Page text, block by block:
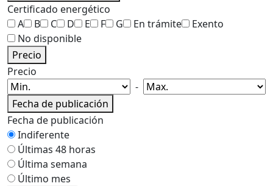
Certificado energético
A
B C D E F G En trámite
Exento
No disponible
Precio
Precio
-
Fecha de publicación
Fecha de publicación
Indiferente
Últimas 48 horas
Última semana
Último mes